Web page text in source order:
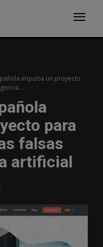
impulsa un proyecto
para
falsas
artificial